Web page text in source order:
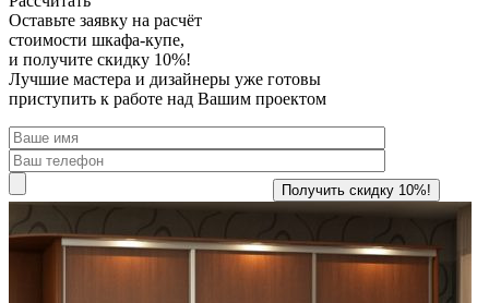
Оставьте заявку на расчёт
стоимости шкафа-купе,
и получите скидку 10%!
Лучшие мастера и дизайнеры уже готовы
приступить к работе над Вашим проектом